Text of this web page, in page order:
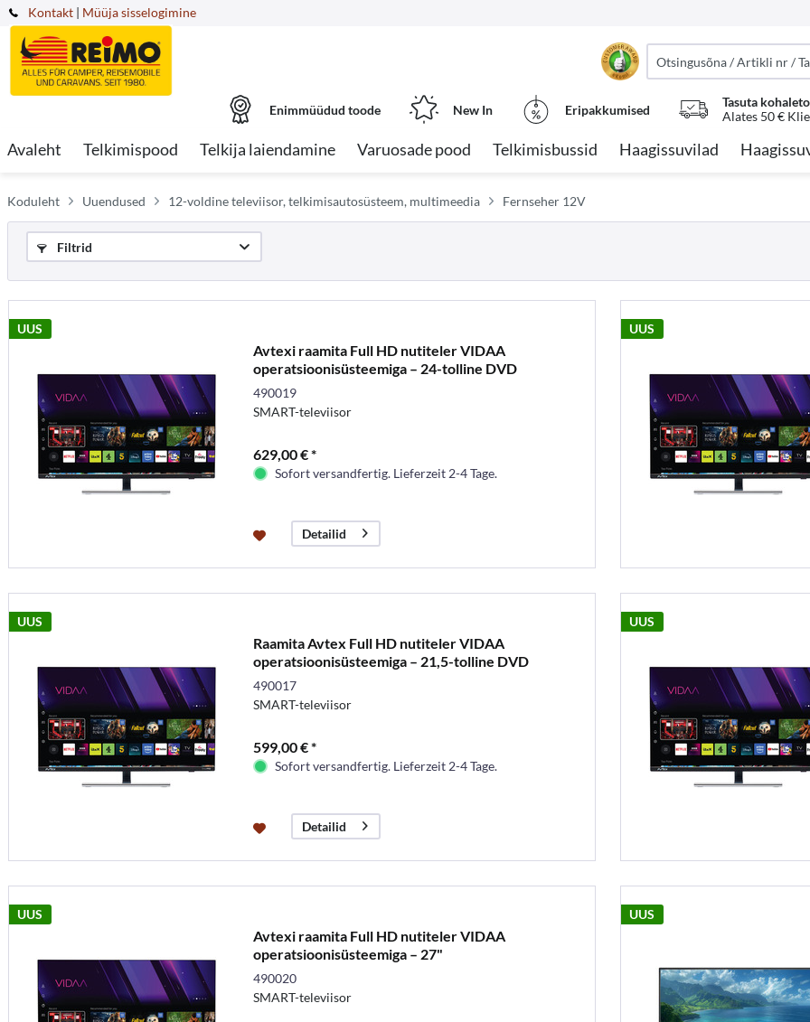
Kontakt | Müüja sisselogimine
Enimmüüdud toode New In Eripakkumised
Tasuta
Alates 50 €
Avaleht Telkimispood Telkija laiendamine Varuosade pood Telkimisbussid Haagissuvilad
Koduleht Uuendused 12-voldine televiisor, telkimisautosüsteem, multimeedia Fernseher 12V
Filtrid
UUS
Avtexi raamita Full HD nutiteler VIDAA
operatsioonisüsteemiga – 24-tolline DVD
490019
SMART-televiisor
629,00 € *
Sofort versandfertig. Lieferzeit 2-4 Tage.
Detailid
UUS
UUS
Raamita Avtex Full HD nutiteler VIDAA
operatsioonisüsteemiga – 21,5-tolline DVD
490017
SMART-televiisor
599,00 € *
Sofort versandfertig. Lieferzeit 2-4 Tage.
Detailid
UUS
UUS
Avtexi raamita Full HD nutiteler VIDAA
operatsioonisüsteemiga – 27"
490020
SMART-televiisor
UUS